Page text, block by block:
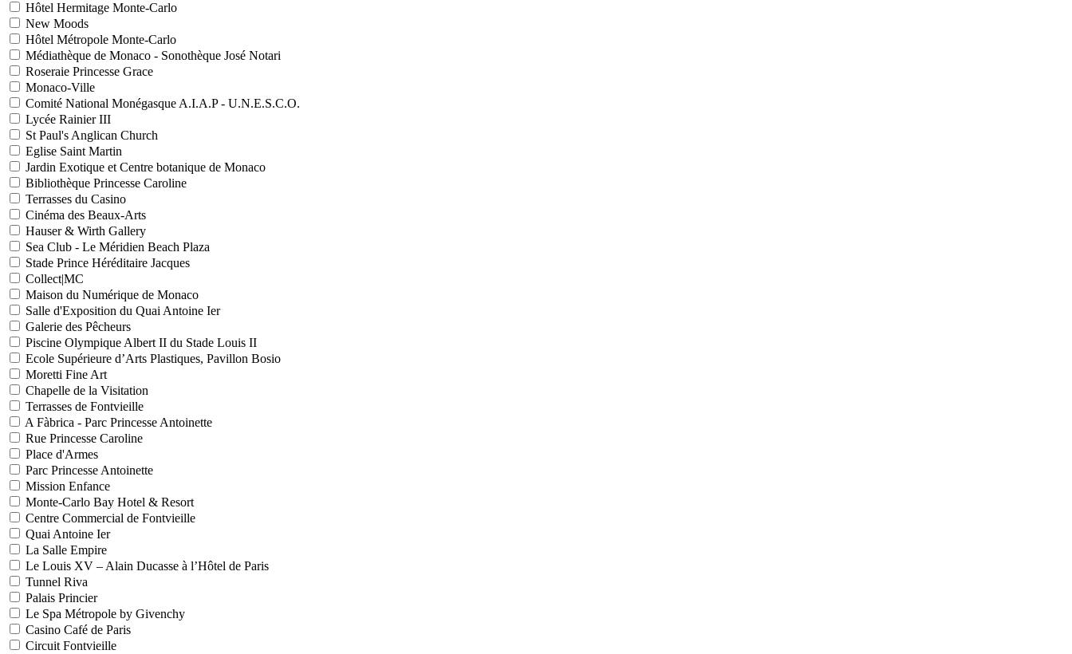
Hôtel Hermitage Monte-Carlo
New Moods
Hôtel Métropole Monte-Carlo
Médiathèque de Monaco - Sonothèque José Notari
Roseraie Princesse Grace
Monaco-Ville
Comité National Monégasque A.I.A.P - U.N.E.S.C.O.
Lycée Rainier III
St Paul's Anglican Church
Eglise Saint Martin
Jardin Exotique et Centre botanique de Monaco
Bibliothèque Princesse Caroline
Terrasses du Casino
Cinéma des Beaux-Arts
Hauser & Wirth Gallery
Sea Club - Le Méridien Beach Plaza
Stade Prince Héréditaire Jacques
Collect|MC
Maison du Numérique de Monaco
Salle d'Exposition du Quai Antoine Ier
Galerie des Pêcheurs
Piscine Olympique Albert II du Stade Louis II
Ecole Supérieure d’Arts Plastiques, Pavillon Bosio
Moretti Fine Art
Chapelle de la Visitation
Terrasses de Fontvieille
A Fàbrica - Parc Princesse Antoinette
Rue Princesse Caroline
Place d'Armes
Parc Princesse Antoinette
Mission Enfance
Monte-Carlo Bay Hotel & Resort
Centre Commercial de Fontvieille
Quai Antoine Ier
La Salle Empire
Le Louis XV – Alain Ducasse à l’Hôtel de Paris
Tunnel Riva
Palais Princier
Le Spa Métropole by Givenchy
Casino Café de Paris
Circuit Fontvieille